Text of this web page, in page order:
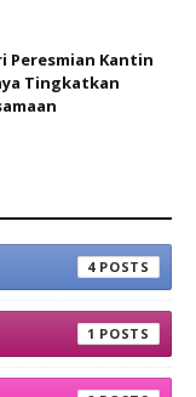
Peresmian Kantin
Tingkatkan
4
1